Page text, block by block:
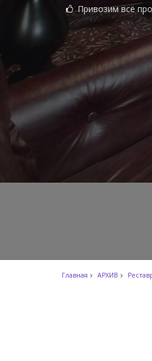
Привозим всё
Главная АРХИВ